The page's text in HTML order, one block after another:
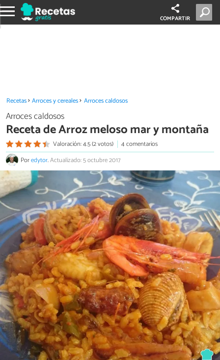
COMPARTIR
Recetas Arroces y cereales Arroces caldosos
Arroces caldosos
Receta de Arroz meloso mar y montaña
Valoración: 4.5 (2 votos)
4 comentarios
Poredytor.Actualizado: 5 octubre 2017